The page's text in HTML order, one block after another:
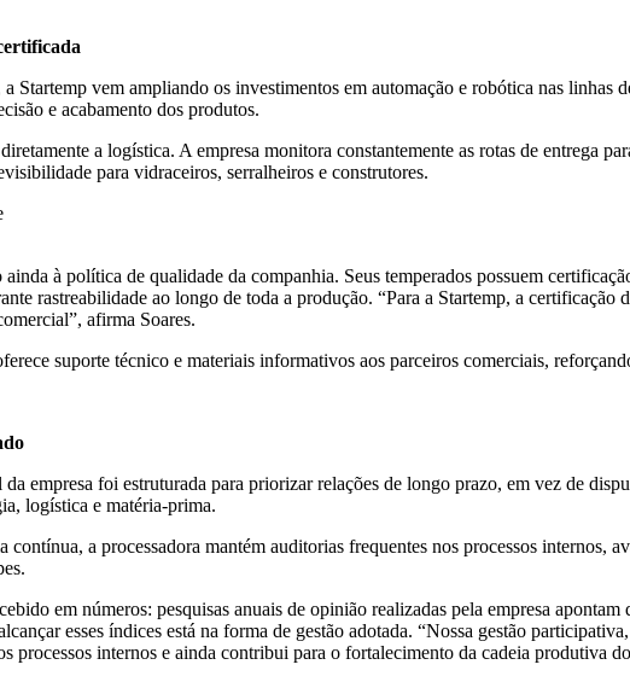
Startemp vem ampliando os investimentos em automação e robótica nas linhas
e acabamento dos produtos.
a logística. A empresa monitora constantemente as rotas de entrega
para vidraceiros, serralheiros e construtores.
à política de qualidade da companhia. Seus temperados possuem
rastreabilidade ao longo de toda a produção. “Para a Startemp, a
afirma Soares.
suporte técnico e materiais informativos aos parceiros comerciais,
empresa foi estruturada para priorizar relações de longo prazo, em vez de
logística e matéria-prima.
contínua, a processadora mantém auditorias frequentes nos processos internos,
em números: pesquisas anuais de opinião realizadas pela empresa
esses índices está na forma de gestão adotada. “Nossa gestão
processos internos e ainda contribui para o fortalecimento da cadeia produtiva